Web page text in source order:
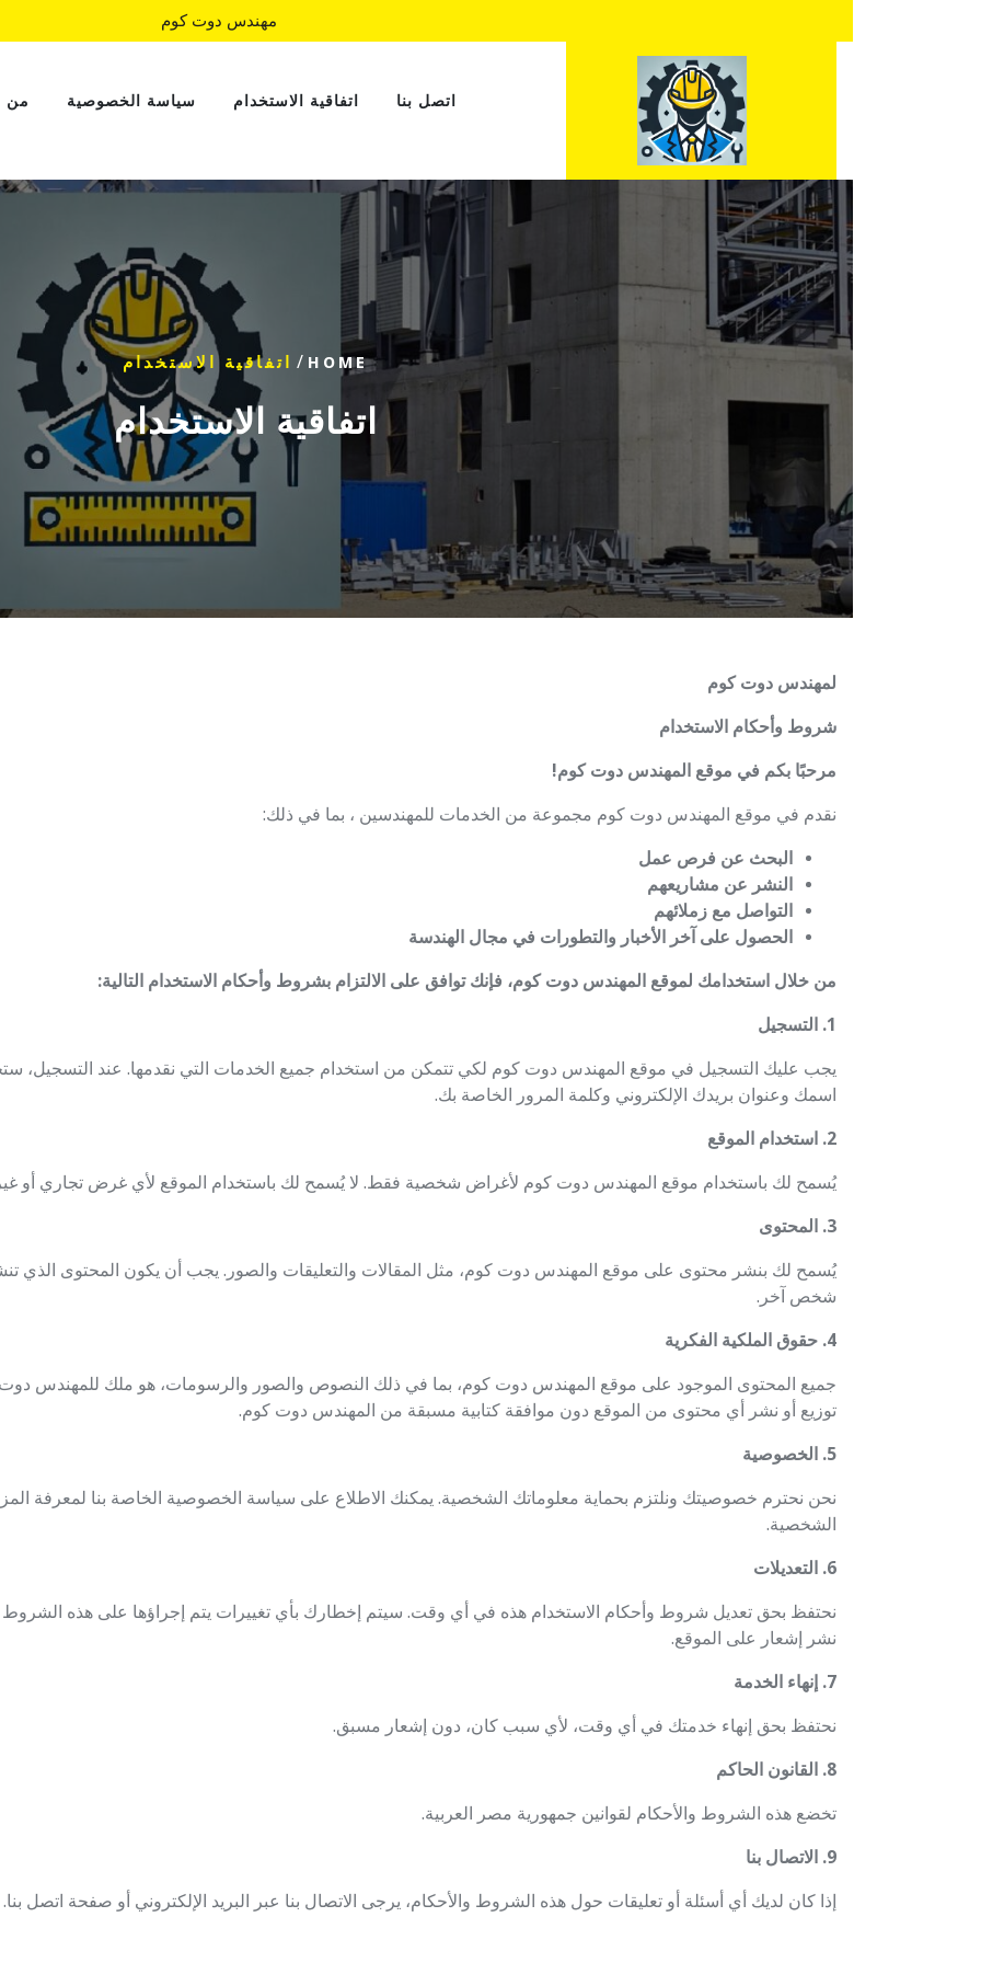
to
مهندس دوت كوم
اتصل بنا اتفاقية الاستخدام سياسة الخصوصية من
HOME
/ اتفاقية الاستخدام
اتفاقية الاستخدام
لمهندس دوت كوم
شروط وأحكام الاستخدام
مرحبًا بكم في موقع المهندس دوت كوم!
نقدم في موقع المهندس دوت كوم مجموعة من الخدمات للمهندسين ، بما في ذلك:
البحث عن فرص عمل
النشر عن مشاريعهم
التواصل مع زملائهم
الحصول على آخر الأخبار والتطورات في مجال الهندسة
من خلال استخدامك لموقع المهندس دوت كوم، فإنك توافق على الالتزام بشروط وأحكام الاستخدام التالية:
1. التسجيل
يجب عليك التسجيل في موقع المهندس دوت كوم لكي تتمكن من استخدام جميع الخدمات التي نقدمها. عند التسجيل،
اسمك وعنوان بريدك الإلكتروني وكلمة المرور الخاصة بك.
2. استخدام الموقع
يُسمح لك باستخدام موقع المهندس دوت كوم لأغراض شخصية فقط. لا يُسمح لك باستخدام الموقع لأي غرض تجاري أو
3. المحتوى
يُسمح لك بنشر محتوى على موقع المهندس دوت كوم، مثل المقالات والتعليقات والصور. يجب أن يكون المحتوى الذي
شخص آخر.
4. حقوق الملكية الفكرية
جميع المحتوى الموجود على موقع المهندس دوت كوم، بما في ذلك النصوص والصور والرسومات، هو ملك للمهندس
توزيع أو نشر أي محتوى من الموقع دون موافقة كتابية مسبقة من المهندس دوت كوم.
5. الخصوصية
نحن نحترم خصوصيتك ونلتزم بحماية معلوماتك الشخصية. يمكنك الاطلاع على سياسة الخصوصية الخاصة بنا لمعرفة
الشخصية.
6. التعديلات
نحتفظ بحق تعديل شروط وأحكام الاستخدام هذه في أي وقت. سيتم إخطارك بأي تغييرات يتم إجراؤها على هذه الشروط
نشر إشعار على الموقع.
7. إنهاء الخدمة
نحتفظ بحق إنهاء خدمتك في أي وقت، لأي سبب كان، دون إشعار مسبق.
8. القانون الحاكم
تخضع هذه الشروط والأحكام لقوانين جمهورية مصر العربية.
9. الاتصال بنا
إذا كان لديك أي أسئلة أو تعليقات حول هذه الشروط والأحكام، يرجى الاتصال بنا عبر البريد الإلكتروني أو صفحة اتصل بنا.